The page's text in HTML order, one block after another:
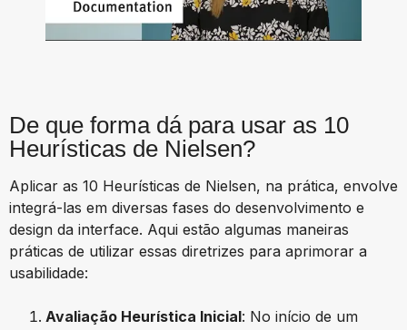
De que forma dá para usar as 10
Heurísticas de Nielsen?
Aplicar as 10 Heurísticas de Nielsen, na prática, envolve
integrá-las em diversas fases do desenvolvimento e
design da interface. Aqui estão algumas maneiras
práticas de utilizar essas diretrizes para aprimorar a
usabilidade:
Avaliação Heurística Inicial: No início de um